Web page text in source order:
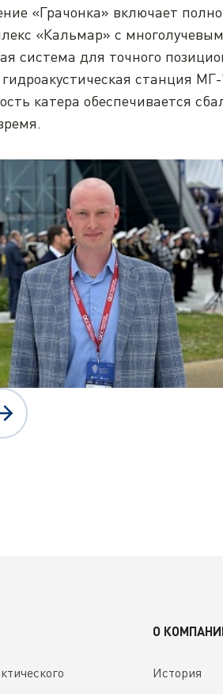
«Грачонка» включает
«Кальмар» с
система для точного
станция
катера обеспечивается
О
История